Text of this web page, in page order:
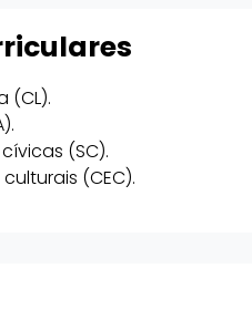
(CL).
(SC).
(CEC).